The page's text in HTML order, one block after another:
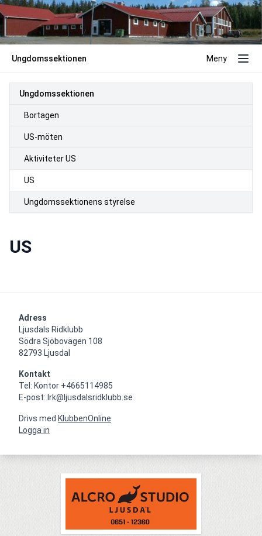
Ungdomssektionen Meny
Ungdomssektionen
Bortagen
US-möten
Aktiviteter US
US
Ungdomssektionens styrelse
US
Adress
Ljusdals Ridklubb
Södra Sjöbovägen 108
82793 Ljusdal
Kontakt
Tel: Kontor +4665114985
E-post: lrk@ljusdalsridklubb.se
Drivs med KlubbenOnline
Logga in